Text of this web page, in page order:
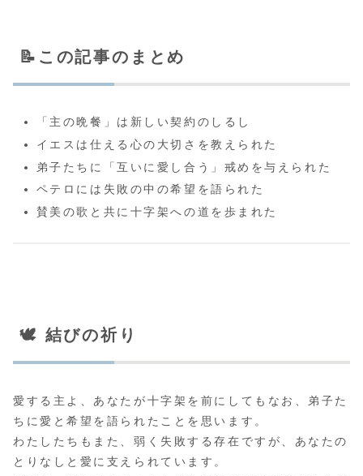
📝この記事のまとめ
「主の晩餐」は新しい契約のしるし
イエスは仕える心の大切さを教えられた
弟子たちに「互いに愛し合う」戒めを与えられた
ペテロには失敗の中の希望を語られた
賛美の歌と共に十字架への道を歩まれた
🕊️ 結びの祈り
愛する主よ、あなたが十字架を前にしてもなお、弟子た
ちに愛と希望を語られたことを思います。
わたしたちもまた、弱く失敗する存在ですが、あなたの
とりなしと愛に支えられています。